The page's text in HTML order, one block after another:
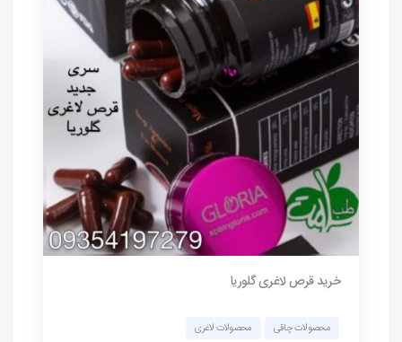
خرید قرص لاغری گلوریا
محصولات چاقی محصولات لاغری